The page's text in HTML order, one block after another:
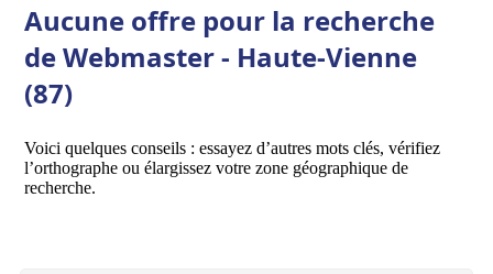
Aucune offre pour la recherche
de Webmaster - Haute-Vienne
(87)
Voici quelques conseils : essayez d’autres mots clés, vérifiez
l’orthographe ou élargissez votre zone géographique de
recherche.